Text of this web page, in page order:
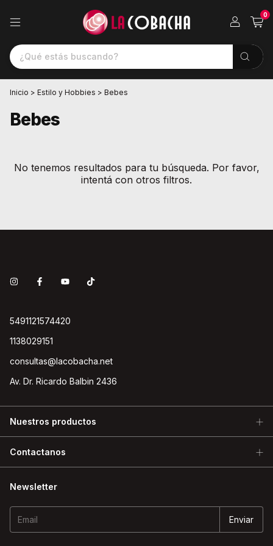
0
Inicio > Estilo y Hobbies > Bebes
Bebes
No tenemos resultados para tu búsqueda. Por favor,
intentá con otros filtros.
5491121574420
1138029151
consultas@lacobacha.net
Av. Dr. Ricardo Balbin 2436
Nuestros productos
Contactanos
Newsletter